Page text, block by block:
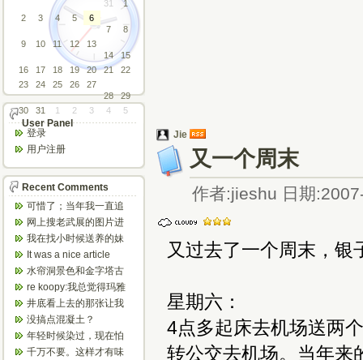
Jie
又一个周末
作者:jieshu 日期
又过去了一个周末，银
星期六：
4点多起床去机场送两
转公交去机场。当年来
31
1
2
3 4 5
6
7
8
9
10 11 12
13
14
15
16
17 18 19 20 21
22
23
24 25 26
27
28
29
30
31 1 2 3 4 5
User Panel
登录
用户注册
Recent Comments
可惜了；当年我一直追
着这个，看博主夫妇一
步步在多伦...
网上搜老武展的图片进
来了，一晃是你十年前
的帖子，时...
我在找小时候送养的妹
妹，有人QQ找我说找到
了匹配的...
It was a nice article
and...
水帘洞景色和金字塔古
迹都不错。
re koopy:我总觉得玛雅
人见过外星人。不然哪...
井底看上去的那张让我
想起了蝙蝠侠。。下棋
那张会不会...
没搞点混凝土？
年轻时候染过，现在怕
伤头发不敢染了。不过
千万不要。这样才有味